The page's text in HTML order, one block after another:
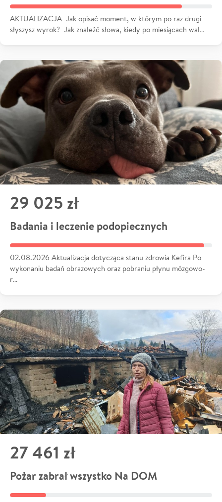
AKTUALIZACJA Jak opisać moment, w którym po raz drugi
słyszysz wyrok? Jak znaleźć słowa, kiedy po miesiącach wal…
29 025 zł
Badania i leczenie podopiecznych
02.08.2026 Aktualizacja dotycząca stanu zdrowia Kefira Po
wykonaniu badań obrazowych oraz pobraniu płynu mózgowo-
r…
27 461 zł
Pożar zabrał wszystko Na DOM